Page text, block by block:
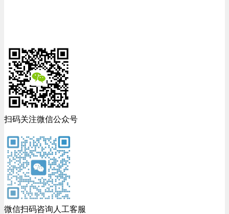
扫码关注微信公众号
微信扫码咨询人工客服